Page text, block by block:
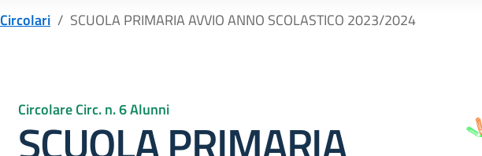
Circolari SCUOLA PRIMARIA AVVIO ANNO SCOLASTICO 2023/2024
Circolare Circ. n. 6 Alunni